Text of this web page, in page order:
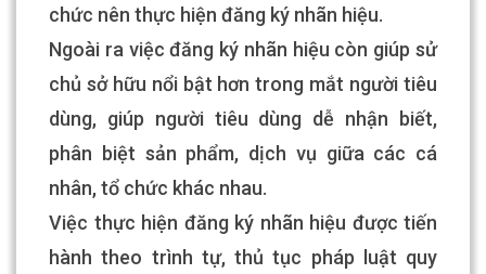
chức nên thực hiện đăng ký nhãn hiệu.
Ngoài ra việc đăng ký nhãn hiệu còn giúp sử
chủ sở hữu nổi bật hơn trong mắt người tiêu
dùng, giúp người tiêu dùng dễ nhận biết,
phân biệt sản phẩm, dịch vụ giữa các cá
nhân, tổ chức khác nhau.
Việc thực hiện đăng ký nhãn hiệu được tiến
hành theo trình tự, thủ tục pháp luật quy